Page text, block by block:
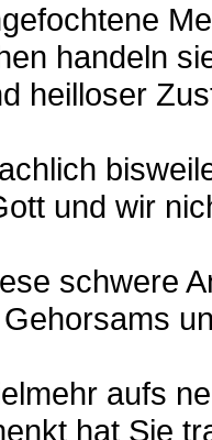
handeln
heilloser
und wir
schwere
aufs
hat Sie